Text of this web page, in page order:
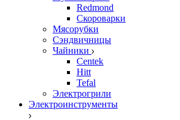
Redmond
Скороварки
Мясорубки
Сэндвичницы
Чайники
Centek
Hitt
Tefal
Электрогрили
Электроинструменты